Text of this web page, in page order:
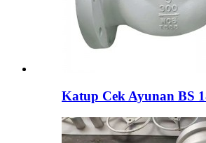
Katup Cek Ayunan BS